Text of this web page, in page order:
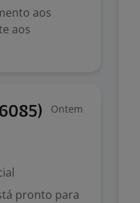
aos
aos
Ontem
pronto para